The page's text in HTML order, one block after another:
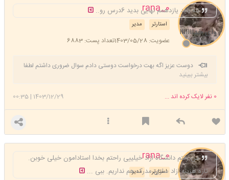
rana_0
مدیر استارتر
عضویت: 1403/05/28 تعداد پست: 6883
بله باید یازدهمم نهایی بدید 6درس رو..
وای خدااااااا
دوست عزیز اگه بهت درخواست دوستی دادم سوال ضروری داشتم لطفا
قبول کن🙏🏻
بیشتر ببینید
1403/12/29
|
00:35 0 نفر لایک کرده اند ...
rana_0
مدیر استارتر
من رفتم دانشگاه ازاد خیلییی راحتم بخدا استادامون خیلی خوبن.
تازه هزینه ازاد سازی مدرک هم نداریم. ببی ...